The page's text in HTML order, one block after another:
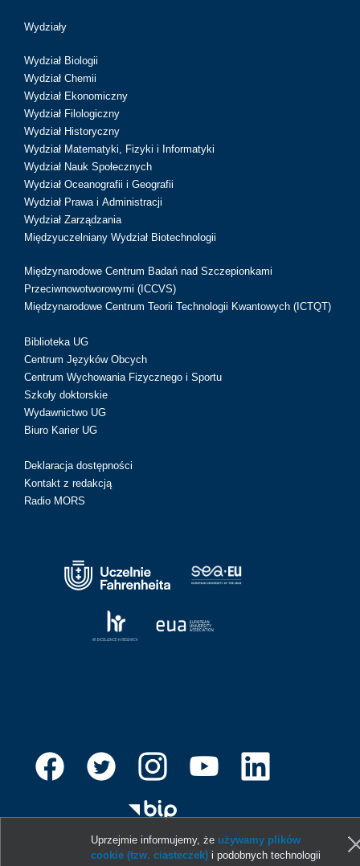
Wydziały
Wydział Biologii
Wydział Chemii
Wydział Ekonomiczny
Wydział Filologiczny
Wydział Historyczny
Wydział Matematyki, Fizyki i Informatyki
Wydział Nauk Społecznych
Wydział Oceanografii i Geografii
Wydział Prawa i Administracji
Wydział Zarządzania
Międzyuczelniany Wydział Biotechnologii
Międzynarodowe Centrum Badań nad Szczepionkami
Przeciwnowotworowymi (ICCVS)
Międzynarodowe Centrum Teorii Technologii Kwantowych (ICTQT)
Biblioteka UG
Centrum Języków Obcych
Centrum Wychowania Fizycznego i Sportu
Szkoły doktorskie
Wydawnictwo UG
Biuro Karier UG
Deklaracja dostępności
Kontakt z redakcją
Radio MORS
© 2013-2026 Uniwersytet Gdański
Uprzejmie informujemy, że używamy plików
cookie (tzw. ciasteczek) i podobnych technologii